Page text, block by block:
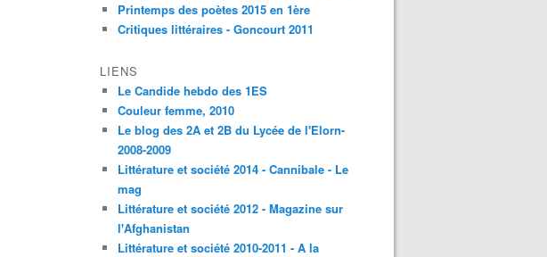
Printemps des poètes 2015 en 1ère
Critiques littéraires - Goncourt 2011
LIENS
Le Candide hebdo des 1ES
Couleur femme, 2010
Le blog des 2A et 2B du Lycée de l'Elorn-
2008-2009
Littérature et société 2014 - Cannibale - Le
mag
Littérature et société 2012 - Magazine sur
l'Afghanistan
Littérature et société 2010-2011 - A la